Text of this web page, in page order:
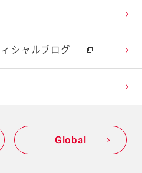
シャルブログ
Global